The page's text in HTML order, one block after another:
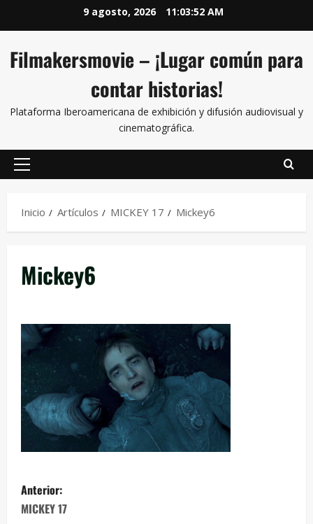
9 agosto, 2026 11:03:52 AM
Filmakersmovie – ¡Lugar común para
contar historias!
Plataforma Iberoamericana de exhibición y difusión audiovisual y
cinematográfica.
Inicio Artículos MICKEY 17 Mickey6
Mickey6
Anterior:
MICKEY 17